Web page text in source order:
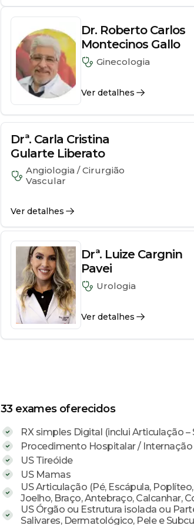
Dr. Roberto Carlos
Montecinos Gallo
Ginecologia
Ver detalhes
Drª. Carla Cristina
Gularte Liberato
Angiologia / Cirurgião
Vascular
Ver detalhes
Drª. Luize Cargnin
Pavei
Urologia
Ver detalhes
33 exames oferecidos
RX simples Digital (inclui Articulação –
Procedimento Hospitalar / Internação
US Tireóide
US Mamas
US Articulação (Pé, Escápula,
Joelho, Braço, Antebraço, Calcanhar,
US Órgão ou Estrutura isolada ou
Salivares, Dermatológico, Pele e